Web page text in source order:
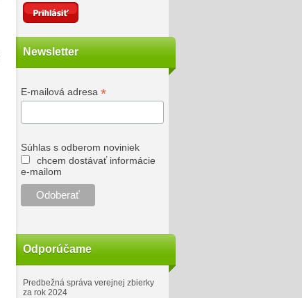
Newsletter
E-mailová adresa *
Súhlas s odberom noviniek
chcem dostávať informácie
e-mailom
Odporúčame
Predbežná správa verejnej zbierky
za rok 2024